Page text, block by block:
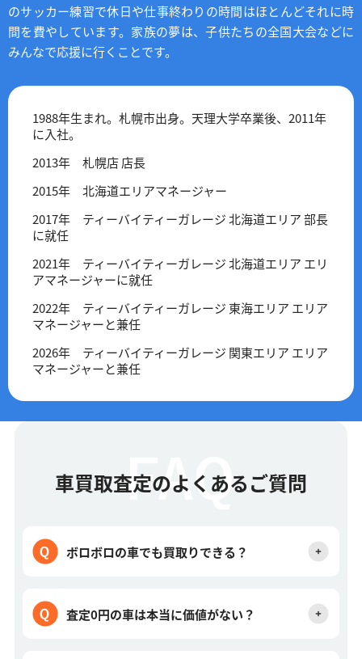
のサッカー練習で休日や仕事終わりの時間はほとんどそれに時
間を費やしています。家族の夢は、子供たちの全国大会などに
みんなで応援に行くことです。
1988年生まれ。札幌市出身。天理大学卒業後、2011年
に入社。
2013年 札幌店 店長
2015年 北海道エリアマネージャー
2017年 ティーバイティーガレージ 北海道エリア 部長
に就任
2021年 ティーバイティーガレージ 北海道エリア エリ
アマネージャーに就任
2022年 ティーバイティーガレージ 東海エリア エリア
マネージャーと兼任
2026年 ティーバイティーガレージ 関東エリア エリア
マネージャーと兼任
車買取査定のよくあるご質問
ボロボロの車でも買取りできる？
査定0円の車は本当に価値がない？